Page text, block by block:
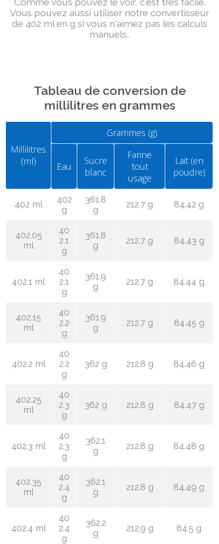
Vous pouvez aussi utiliser notre convertisseur
de 402 ml en g si vous n'aimez pas les calculs
manuels..
Tableau de conversion de
millilitres en grammes
Millilitres
(ml)
Grammes (g)
Eau
Sucre
blanc
Farine
tout
usage
Lait (en
poudre)
402 ml
402
g
361.8
g
212.7 g 84.42 g
402.05
ml
40
2.1
g
361.8
g
212.7 g 84.43 g
402.1 ml
40
2.1
g
361.9
g
212.7 g 84.44 g
402.15
ml
40
2.2
g
361.9
g
212.7 g 84.45 g
402.2 ml
40
2.2
g
362 g 212.8 g 84.46 g
402.25
ml
40
2.3
g
362 g 212.8 g 84.47 g
402.3 ml
40
2.3
g
362.1
g
212.8 g 84.48 g
402.35
ml
40
2.4
g
362.1
g
212.8 g 84.49 g
402.4 ml
40
2.4
g
362.2
g
212.9 g 84.5 g